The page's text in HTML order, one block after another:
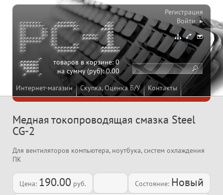
Интернет-магазин Скупка, Оценка Б/У Контакты
товаров в корзине:0
на сумму (руб):0.00
Регистрация
Войти ▸
Медная токопроводящая смазка Steel
CG-2
Для вентиляторов компьютера, ноутбука, систем охлаждения
ПК
Цена: 190.00 руб. Состояние: Новый